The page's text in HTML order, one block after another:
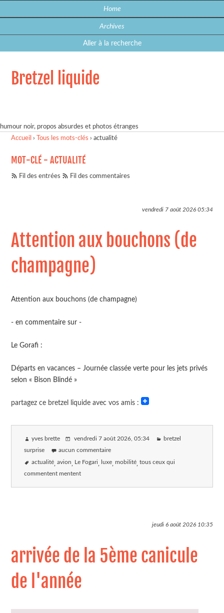
Home
Archives
Aller à la recherche
Bretzel liquide
humour noir, propos absurdes et photos étranges
Accueil › Tous les mots-clés ›actualité
MOT-CLÉ - ACTUALITÉ
Fil des entrées Fil des commentaires
vendredi 7 août 202605:34
Attention aux bouchons (de
champagne)
Attention aux bouchons (de champagne)
- en commentaire sur -
Le Gorafi :
Départs en vacances – Journée classée verte pour les jets privés
selon « Bison Blindé » ⁠
partagez ce bretzel liquide avec vos amis :
yves brette vendredi 7 août 2026 , 05:34 bretzel
surprise aucun commentaire
actualité avion Le Fogari luxe mobilité tous ceux qui
commentent mentent
jeudi 6 août 202610:35
arrivée de la 5ème canicule
de l'année